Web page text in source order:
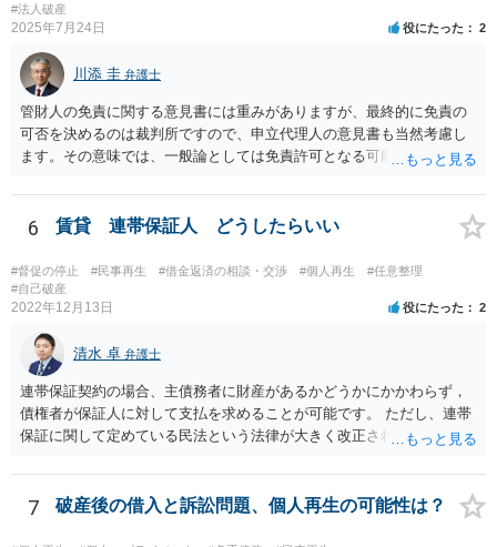
#法人破産
2025年7月24日 役にたった 2
川添 圭 弁護士
管財人の免責に関する意見書には重みがありますが、最終的に免責の
可否を決めるのは裁判所ですので、申立代理人の意見書も当然考慮し
ます。その意味では、一般論としては免責許可となる可能性が全くな
あるのかといった個別事案の問題については、詳しい情報がないため
回答できません。最も事情をよく知っているのは申立代理人だと思い
う。
6 賃貸 連帯保証人 どうしたらいい
#督促の停止 #民事再生 #借金返済の相談・交渉 #個人再生
#任意整理
#自己破産
2022年12月13日 役にたった 2
清水 卓 弁護士
連帯保証契約の場合、主債務者に財産があるかどうかにかかわらず，
債権者が保証人に対して支払を求めることが可能です。 ただし、連帯
保証に関して定めている民法という法律が大きく改正され、2020年4月
たが連帯保証人になった時期は、この民法改正後の可能性がありま
す。 そのため、連帯保証人になった際に締結した（署名や捺印をし
7 破産後の借入と訴訟問題、個人再生の可能性は？